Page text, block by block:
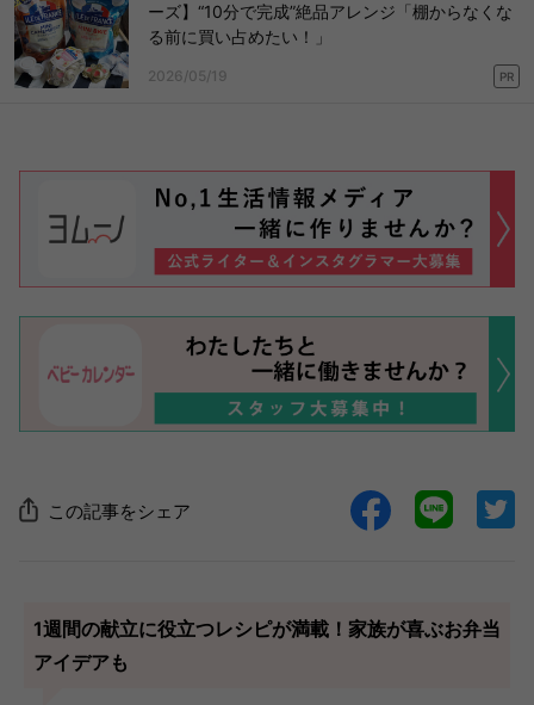
ーズ】“10分で完成”絶品アレンジ「棚からなくな
る前に買い占めたい！」
2026/05/19 PR
この記事をシェア
1週間の献立に役立つレシピが満載！家族が喜ぶお弁当
アイデアも